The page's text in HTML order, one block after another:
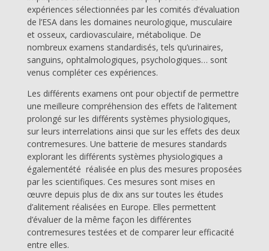
expériences sélectionnées par les comités d’évaluation
de l’ESA dans les domaines neurologique, musculaire
et osseux, cardiovasculaire, métabolique. De
nombreux examens standardisés, tels qu’urinaires,
sanguins, ophtalmologiques, psychologiques… sont
venus compléter ces expériences.
Les différents examens ont pour objectif de permettre
une meilleure compréhension des effets de l’alitement
prolongé sur les différents systèmes physiologiques,
sur leurs interrelations ainsi que sur les effets des deux
contremesures. Une batterie de mesures standards
explorant les différents systèmes physiologiques a
égalementété réalisée en plus des mesures proposées
par les scientifiques. Ces mesures sont mises en
œuvre depuis plus de dix ans sur toutes les études
d’alitement réalisées en Europe. Elles permettent
d’évaluer de la même façon les différentes
contremesures testées et de comparer leur efficacité
entre elles.